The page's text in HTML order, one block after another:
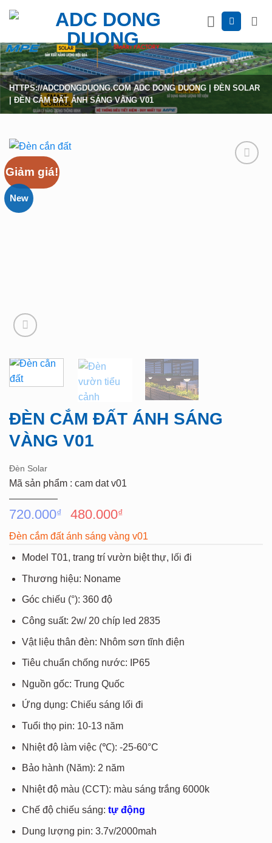
HTTPS://ADCDONGDUONG.COM ADC DONG DUONG | ĐÈN SOLAR
|ĐÈN CẮM ĐẤT ÁNH SÁNG VÀNG V01
Giảm giá!
New
ĐÈN CẮM ĐẤT ÁNH SÁNG
VÀNG V01
Đèn Solar
Mã sản phẩm : cam dat v01
720.000₫
Giá
gốc
là:
720.000₫.
480.000₫Giá
tại
là:
Đèn cắm đất ánh sáng vàng v01
Model T01, trang trí vườn biệt thự, lối đi
Thương hiệu: Noname
Góc chiếu (°): 360 độ
Công suất: 2w/ 20 chíp led 2835
Vật liệu thân đèn: Nhôm sơn tĩnh điện
Tiêu chuẩn chống nước: IP65
Nguồn gốc: Trung Quốc
Ứng dụng: Chiếu sáng lối đi
Tuổi thọ pin: 10-13 năm
Nhiệt độ làm việc (℃): -25-60°C
Bảo hành (Năm): 2 năm
Nhiệt độ màu (CCT): màu sáng trắng 6000k
Chế độ chiếu sáng: tự động
Dung lượng pin: 3.7v/2000mah